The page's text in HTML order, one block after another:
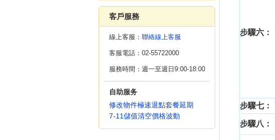
步驟六：
步驟七：
步驟八：
客戶服務
線上客服： 聯絡線上客服
客服電話：02-55722000
服務時間：週一至週日9:00-18:00
自助服务
修改物件極速退點套餐延期
7-11儲值清空價格波動